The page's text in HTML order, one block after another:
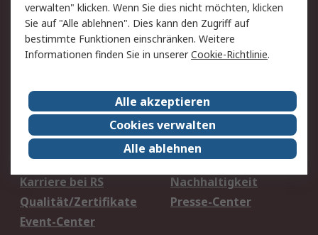
Rechtliches
RS Verkaufs- und
Lieferbedingungen
Datenschutz
Impressum
Webseite Konditionen
Über RS
Unternehmen
RS weltweit
Karriere bei RS
Nachhaltigkeit
Qualität/Zertifikate
Presse-Center
Event-Center
verwalten" klicken. Wenn Sie dies nicht möchten, klicken
Sie auf "Alle ablehnen". Dies kann den Zugriff auf
bestimmte Funktionen einschränken. Weitere
Informationen finden Sie in unsererCookie-Richtlinie.
Alle akzeptieren
Cookies verwalten
Alle ablehnen